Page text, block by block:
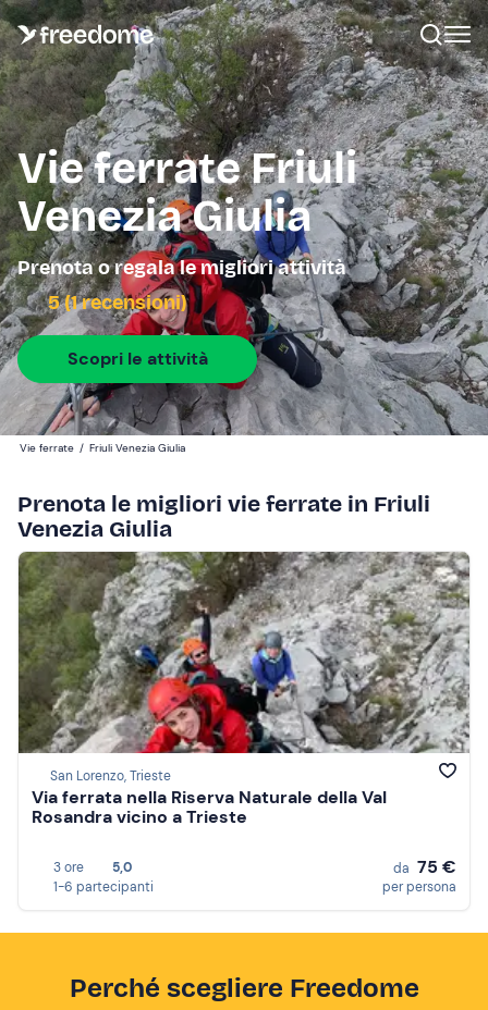
Vie ferrate Friuli
Venezia Giulia
Prenota o regala le migliori attività
5 (1 recensioni)
Scopri le attività
Vie ferrate / Friuli Venezia Giulia
Prenota le migliori vie ferrate in Friuli
Venezia Giulia
San Lorenzo, Trieste
Via ferrata nella Riserva Naturale della Val
Rosandra vicino a Trieste
3 ore
5,0
1-6 partecipanti
da 75 €
per persona
Perché scegliere Freedome